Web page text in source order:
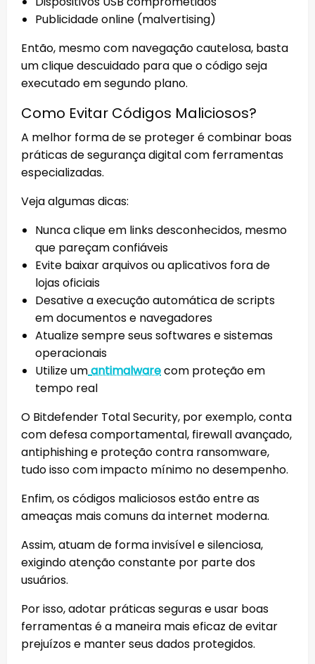
Publicidade online (malvertising)
Então, mesmo com navegação cautelosa, basta
um clique descuidado para que o código seja
executado em segundo plano.
Como Evitar Códigos Maliciosos?
A melhor forma de se proteger é combinar boas
práticas de segurança digital com ferramentas
especializadas.
Veja algumas dicas:
Nunca clique em links desconhecidos, mesmo
que pareçam confiáveis
Evite baixar arquivos ou aplicativos fora de
lojas oficiais
Desative a execução automática de scripts
em documentos e navegadores
Atualize sempre seus softwares e sistemas
operacionais
Utilize umantimalwarecom proteção em
tempo real
O Bitdefender Total Security, por exemplo, conta
com defesa comportamental, firewall avançado,
antiphishing e proteção contra ransomware,
tudo isso com impacto mínimo no desempenho.
Enfim, os códigos maliciosos estão entre as
ameaças mais comuns da internet moderna.
Assim, atuam de forma invisível e silenciosa,
exigindo atenção constante por parte dos
usuários.
Por isso, adotar práticas seguras e usar boas
ferramentas é a maneira mais eficaz de evitar
prejuízos e manter seus dados protegidos.